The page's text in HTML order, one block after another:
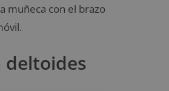
muñeca con el brazo
deltoides